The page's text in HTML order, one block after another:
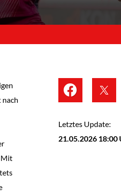
Mit
Letztes Update:
21.05.2026 18:00